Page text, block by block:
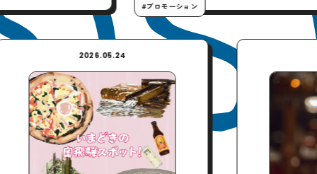
#プロモーション